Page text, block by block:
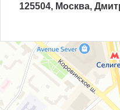
125504, Москва,